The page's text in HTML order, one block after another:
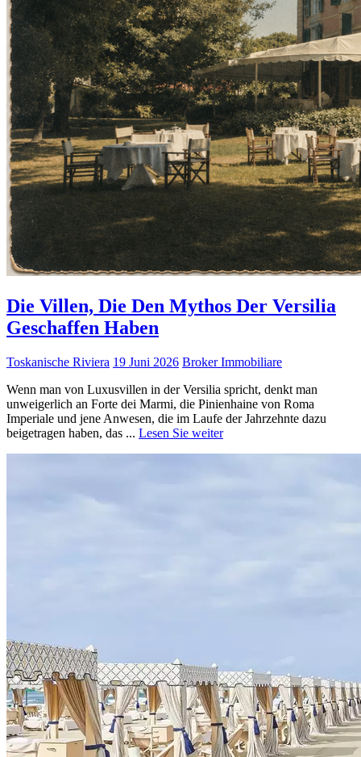
Die Villen, Die Den Mythos Der Versilia
Geschaffen Haben
Toskanische Riviera 19 Juni 2026 Broker Immobiliare
Wenn man von Luxusvillen in der Versilia spricht, denkt man
unweigerlich an Forte dei Marmi, die Pinienhaine von Roma
Imperiale und jene Anwesen, die im Laufe der Jahrzehnte dazu
beigetragen haben, das ... Lesen Sie weiter